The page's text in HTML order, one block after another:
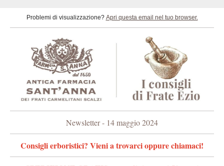
Problemi di visualizzazione? Apri questa email nel tuo browser.
Newsletter - 14 maggio 2024
Consigli erboristici? Vieni a trovarci oppure chiamaci!